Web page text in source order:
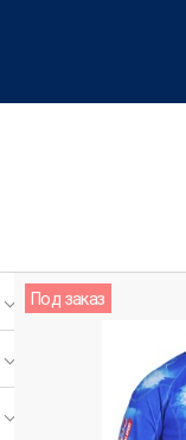
Под заказ